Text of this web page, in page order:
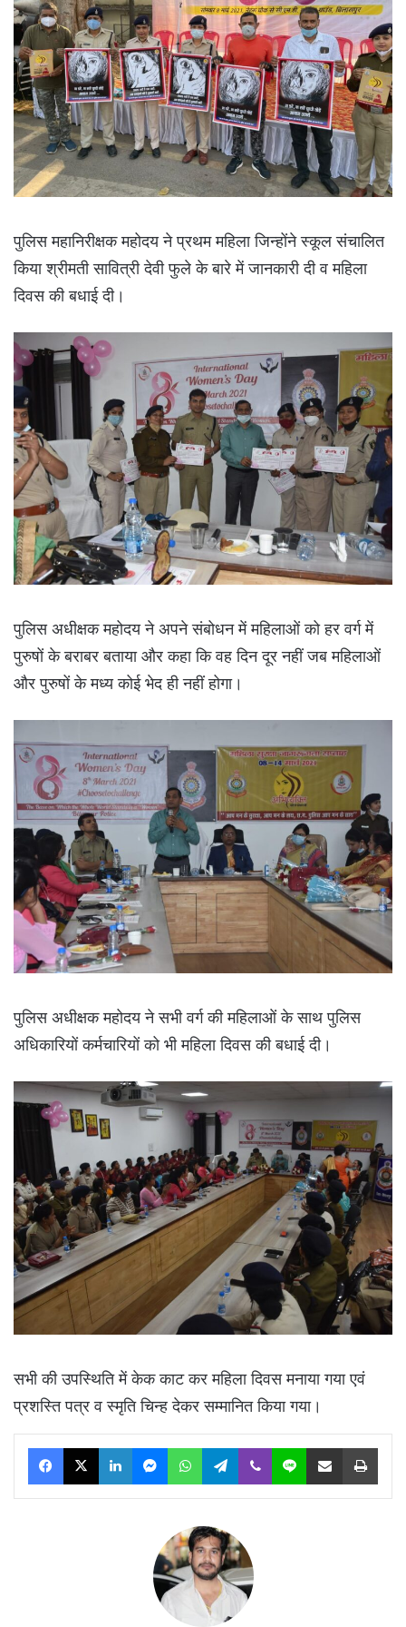
पुलिस महानिरीक्षक महोदय ने प्रथम महिला जिन्होंने स्कूल संचालित
किया श्रीमती सावित्री देवी फुले के बारे में जानकारी दी व महिला
दिवस की बधाई दी।
पुलिस अधीक्षक महोदय ने अपने संबोधन में महिलाओं को हर वर्ग में
पुरुषों के बराबर बताया और कहा कि वह दिन दूर नहीं जब महिलाओं
और पुरुषों के मध्य कोई भेद ही नहीं होगा।
पुलिस अधीक्षक महोदय ने सभी वर्ग की महिलाओं के साथ पुलिस
अधिकारियों कर्मचारियों को भी महिला दिवस की बधाई दी।
सभी की उपस्थिति में केक काट कर महिला दिवस मनाया गया एवं
प्रशस्ति पत्र व स्मृति चिन्ह देकर सम्मानित किया गया।
Facebook
X LinkedInMessengerWhatsAppTelegram
Viber Line Share via Email Print